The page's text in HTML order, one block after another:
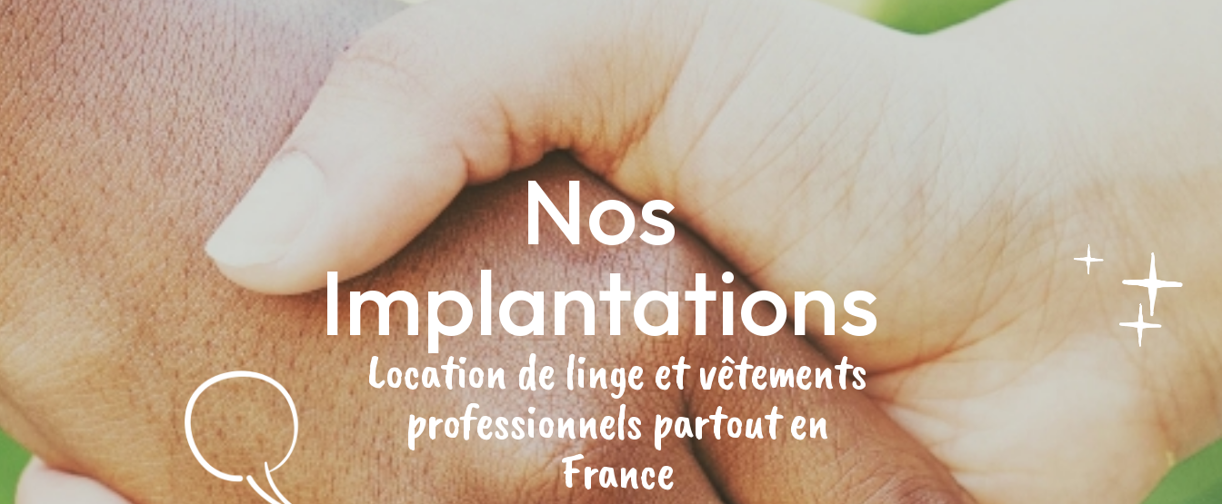
Nos
Implantations
Location de linge et vêtements
professionnels partout en
France